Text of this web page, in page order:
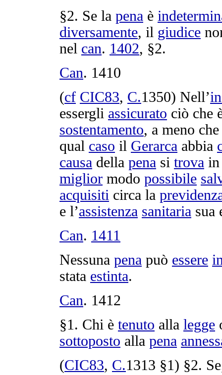
§2. Se la pena è
diversamente, il giudice
nel can. 1402, §2.
Can. 1410
(cf CIC83, C.1350) Nell’
essergli assicurato ciò che
sostentamento, a meno
qual caso il Gerarca abbia
causa della pena si trova
miglior modo possibile
acquisiti circa la
e l’assistenza sanitaria sua
Can. 1411
Nessuna pena può essere
stata estinta.
Can. 1412
§1. Chi è tenuto alla legge
sottoposto alla pena
(CIC83, C.1313 §1) §2.